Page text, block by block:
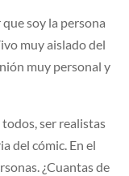
soy la persona
muy aislado del
muy personal y
ser realistas
del cómic. En el
¿Cuantas de